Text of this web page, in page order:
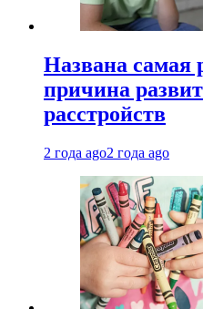
Названа самая
причина
расстройств
2 года ago2 года ago